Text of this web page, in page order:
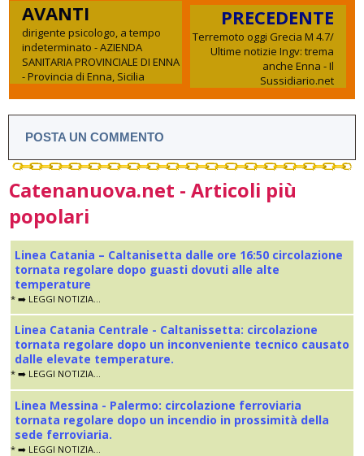
AVANTI
dirigente psicologo, a tempo
indeterminato - AZIENDA
SANITARIA PROVINCIALE DI ENNA
- Provincia di Enna, Sicilia
PRECEDENTE
Terremoto oggi Grecia M 4.7/
Ultime notizie Ingv: trema
anche Enna - Il
Sussidiario.net
POSTA UN COMMENTO
Catenanuova.net - Articoli più
popolari
Linea Catania – Caltanisetta dalle ore 16:50 circolazione
tornata regolare dopo guasti dovuti alle alte
temperature
* ➡️ LEGGI NOTIZIA...
Linea Catania Centrale - Caltanissetta: circolazione
tornata regolare dopo un inconveniente tecnico causato
dalle elevate temperature.
* ➡️ LEGGI NOTIZIA...
Linea Messina - Palermo: circolazione ferroviaria
tornata regolare dopo un incendio in prossimità della
sede ferroviaria.
* ➡️ LEGGI NOTIZIA...